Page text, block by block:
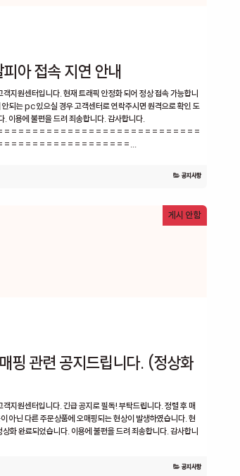
아 접속 지연 안내
지원센터입니다. 현재 트래픽 안정화 되어 정상 접속 가능합니
안되는 pc 있으실 경우 고객센터로 연락주시면 원격으로 확인 도
. 이용에 불편을 드려 죄송합니다. 감사합니다.
공지사항
핑 관련 공지드립니다. (정상화
지원센터입니다. 긴급 공지로 필독! 부탁드립니다. 정렬 후 매
아닌 다른 주문상품에 오매핑되는 현상이 발생하였습니다. 현
화 완료되었습니다. 이용에 불편을 드려 죄송합니다. 감사합니
공지사항
게시 안함